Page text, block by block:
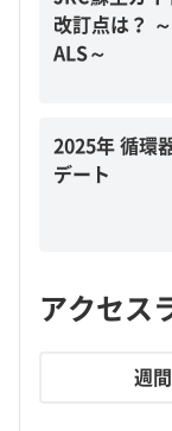
改訂点は？
ALS～
2025年 循環
デート
アクセス
週間